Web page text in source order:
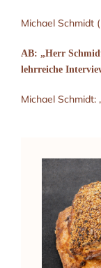
Michael Schmidt
AB: „Herr
lehrreiche
Michael Schmidt: